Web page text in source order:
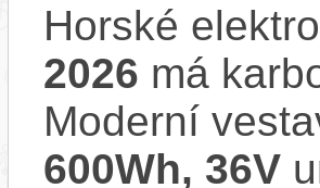
Horské
2026 má
Moderní
600Wh, 36V